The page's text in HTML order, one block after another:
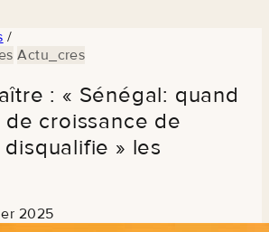
/
Actu_cres
: « Sénégal: quand
croissance de
» les
2025